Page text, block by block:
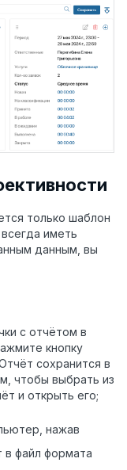
только шаблон
иметь
данным, вы
с отчётом в
кнопку
сохранится в
чтобы выбрать из
и открыть его;
нажав
в файл формата